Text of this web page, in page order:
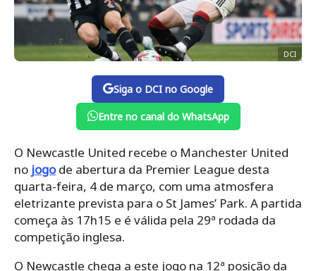
DCI
Siga o DCI no Google
Entre no canal do WhatsApp
O Newcastle United recebe o Manchester United
no jogode abertura da Premier League desta
quarta-feira, 4 de março, com uma atmosfera
eletrizante prevista para o St James’ Park. A partida
começa às 17h15 e é válida pela 29ª rodada da
competição inglesa.
O Newcastle chega a este jogo na 12ª posição da